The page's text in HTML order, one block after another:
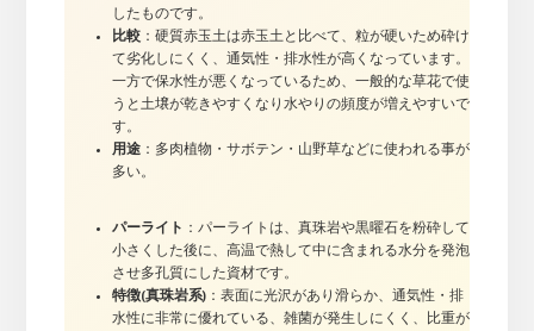
したものです。
比較：硬質赤玉土は赤玉土と比べて、粒が硬いため砕け
て劣化しにくく、通気性・排水性が高くなっています。
一方で保水性が悪くなっているため、一般的な草花で使
うと土壌が乾きやすくなり水やりの頻度が増えやすいで
す。
用途：多肉植物・サボテン・山野草などに使われる事が
多い。
パーライト ：パーライトは、真珠岩や黒曜石を粉砕して
小さくした後に、高温で熱して中に含まれる水分を発泡
させ多孔質にした資材です。
特徴(真珠岩系)：表面に光沢があり滑らか、通気性・排
水性に非常に優れている、雑菌が発生しにくく、比重が